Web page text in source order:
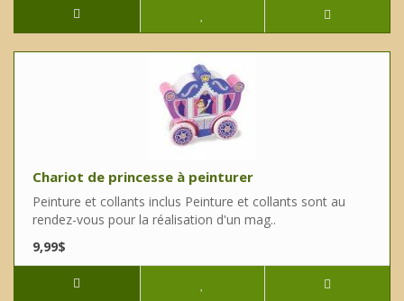
Chariot de princesse à peinturer
Peinture et collants inclus Peinture et collants sont au
rendez-vous pour la réalisation d'un mag..
9,99$